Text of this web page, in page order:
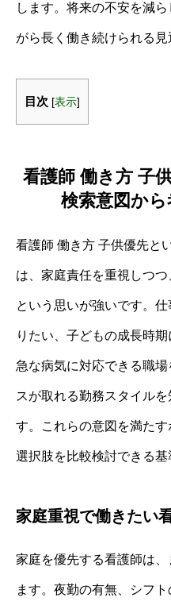
します。将来の不安を減
がら長く働き続けられる見
目次 [表示]
看護師 働き方 子
検索意図か
看護師 働き方 子供優先と
は、家庭責任を重視しつ
という思いが強いです。
りたい、子どもの成長時
急な病気に対応できる職
スが取れる勤務スタイル
す。これらの意図を満たす
選択肢を比較検討できる基
家庭重視で働きたい
家庭を優先する看護師は
ます。夜勤の有無、シフ